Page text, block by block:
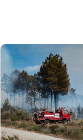
Qualidade do Ar. Dados